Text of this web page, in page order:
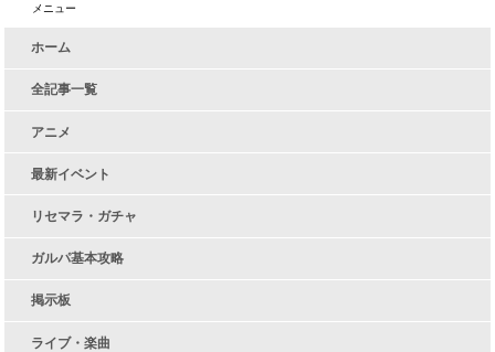
メニュー
ホーム
全記事一覧
アニメ
最新イベント
リセマラ・ガチャ
ガルパ基本攻略
掲示板
ライブ・楽曲